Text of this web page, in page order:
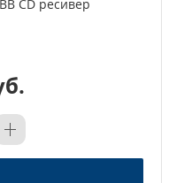
CD ресивер